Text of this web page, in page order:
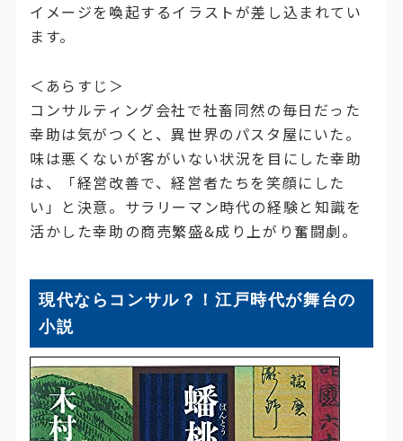
イメージを喚起するイラストが差し込まれてい
ます。
＜あらすじ＞
コンサルティング会社で社畜同然の毎日だった
幸助は気がつくと、異世界のパスタ屋にいた。
味は悪くないが客がいない状況を目にした幸助
は、「経営改善で、経営者たちを笑顔にした
い」と決意。サラリーマン時代の経験と知識を
活かした幸助の商売繁盛&成り上がり奮闘劇。
現代ならコンサル？！江戸時代が舞台の
小説